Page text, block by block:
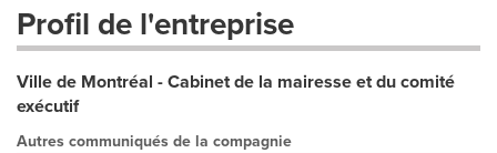
Profil de l'entreprise
Ville de Montréal - Cabinet de la mairesse et du comité
exécutif
Autres communiqués de la compagnie